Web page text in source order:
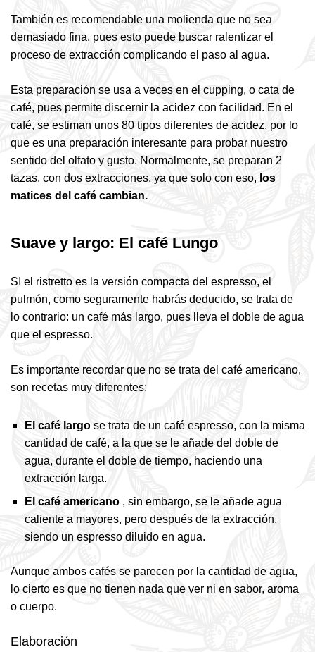
También es recomendable una molienda que no sea
demasiado fina, pues esto puede buscar ralentizar el
proceso de extracción complicando el paso al agua.
Esta preparación se usa a veces en el cupping, o cata de
café, pues permite discernir la acidez con facilidad. En el
café, se estiman unos 80 tipos diferentes de acidez, por lo
que es una preparación interesante para probar nuestro
sentido del olfato y gusto. Normalmente, se preparan 2
tazas, con dos extracciones, ya que solo con eso, los
matices del café cambian.
Suave y largo: El café Lungo
SI el ristretto es la versión compacta del espresso, el
pulmón, como seguramente habrás deducido, se trata de
lo contrario: un café más largo, pues lleva el doble de agua
que el espresso.
Es importante recordar que no se trata del café americano,
son recetas muy diferentes:
El café largo se trata de un café espresso, con la misma
cantidad de café, a la que se le añade del doble de
agua, durante el doble de tiempo, haciendo una
extracción larga.
El café americano , sin embargo, se le añade agua
caliente a mayores, pero después de la extracción,
siendo un espresso diluido en agua.
Aunque ambos cafés se parecen por la cantidad de agua,
lo cierto es que no tienen nada que ver ni en sabor, aroma
o cuerpo.
Elaboración